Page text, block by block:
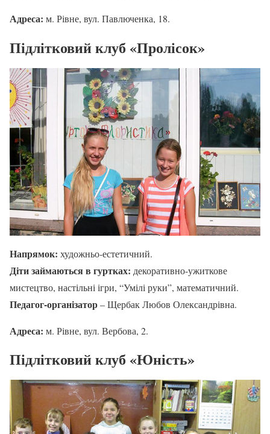
Адреса: м. Рівне, вул. Павлюченка, 18.
Підлітковий клуб «Пролісок»
Напрямок: художньо-естетичний.
Діти займаються в гуртках: декоративно-ужиткове
мистецтво, настільні ігри, “Умілі руки”, математичний.
Педагог-організатор– Щербак Любов Олександрівна.
Адреса: м. Рівне, вул. Вербова, 2.
Підлітковий клуб «Юність»